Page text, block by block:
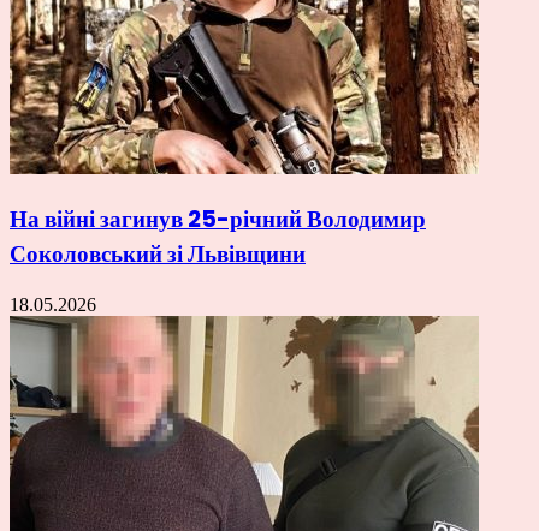
На війні загинув 25-річний Володимир
Соколовський зі Львівщини
18.05.2026